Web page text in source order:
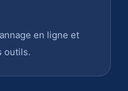
en ligne et
outils.